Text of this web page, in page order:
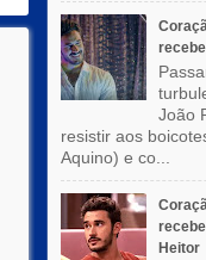
João
resistir aos
Aquino) e co...
Heitor